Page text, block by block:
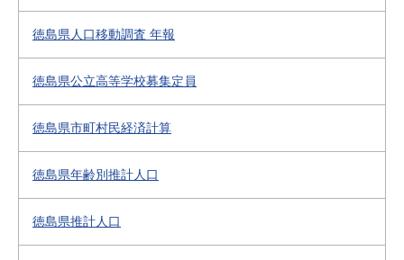
徳島県人口移動調査 年報
徳島県公立高等学校募集定員
徳島県市町村民経済計算
徳島県年齢別推計人口
徳島県推計人口